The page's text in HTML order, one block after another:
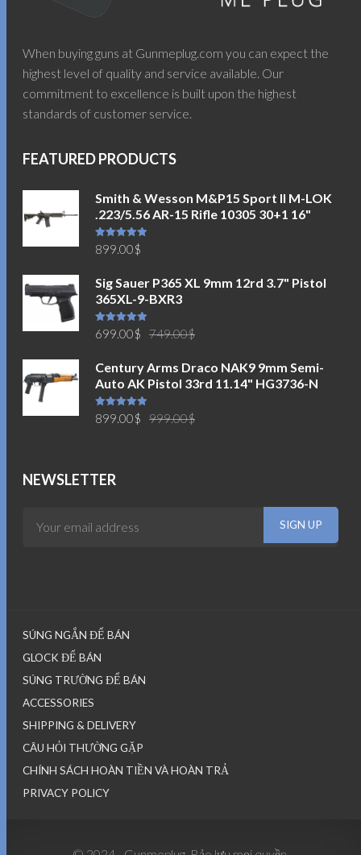
When buying guns at Gunmeplug.com you can expect the
highest level of quality and service available. Our
commitment to excellence is built upon the highest
standards of customer service.
FEATURED PRODUCTS
Smith & Wesson M&P15 Sport II M-LOK
.223/5.56 AR-15 Rifle 10305 30+1 16"
Được xếp
hạng5.005
899.00$
Sig Sauer P365 XL 9mm 12rd 3.7" Pistol
365XL-9-BXR3
Được xếp
hạng5.005
749.00$
là:
749.00$.
699.00$
tại
là:
Century Arms Draco NAK9 9mm Semi-
Auto AK Pistol 33rd 11.14" HG3736-N
Được xếp
hạng5.005
999.00$
899.00$
NEWSLETTER
SÚNG NGẮN ĐỂ BÁN
GLOCK ĐỂ BÁN
SÚNG TRƯỜNG ĐỂ BÁN
ACCESSORIES
SHIPPING & DELIVERY
CÂU HỎI THƯỜNG GẶP
CHÍNH SÁCH HOÀN TIỀN VÀ HOÀN TRẢ
PRIVACY POLICY